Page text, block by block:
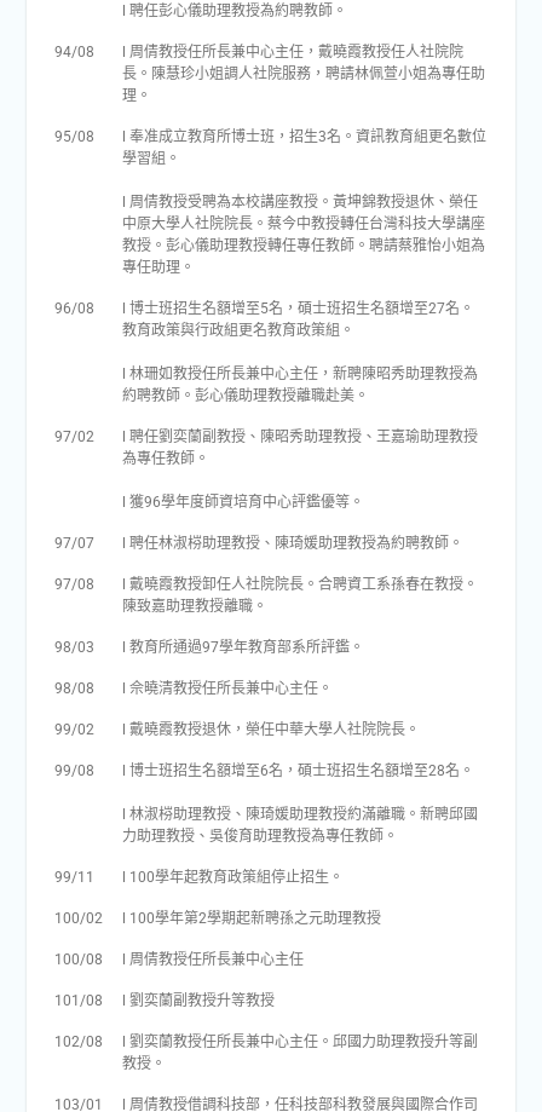
l 聘任彭心儀助理教授為約聘教師。
94/08
l 周倩教授任所長兼中心主任，戴曉霞教授任人社院院
長。陳慧珍小姐調人社院服務，聘請林佩萱小姐為專任助
理。
95/08
l 奉准成立教育所博士班，招生3名。資訊教育組更名數位
學習組。
l 周倩教授受聘為本校講座教授。黃坤錦教授退休、榮任
中原大學人社院院長。蔡今中教授轉任台灣科技大學講座
教授。彭心儀助理教授轉任專任教師。聘請蔡雅怡小姐為
專任助理。
96/08
l 博士班招生名額增至5名，碩士班招生名額增至27名。
教育政策與行政組更名教育政策組。
l 林珊如教授任所長兼中心主任，新聘陳昭秀助理教授為
約聘教師。彭心儀助理教授離職赴美。
97/02
l 聘任劉奕蘭副教授、陳昭秀助理教授、王嘉瑜助理教授
為專任教師。
l 獲96學年度師資培育中心評鑑優等。
97/07 l 聘任林淑梤助理教授、陳琦媛助理教授為約聘教師。
97/08
l 戴曉霞教授卸任人社院院長。合聘資工系孫春在教授。
陳致嘉助理教授離職。
98/03 l 教育所通過97學年教育部系所評鑑。
98/08 l 佘曉清教授任所長兼中心主任。
99/02 l 戴曉霞教授退休，榮任中華大學人社院院長。
99/08 l 博士班招生名額增至6名，碩士班招生名額增至28名。
l 林淑梤助理教授、陳琦媛助理教授約滿離職。新聘邱國
力助理教授、吳俊育助理教授為專任教師。
99/11 l 100學年起教育政策組停止招生。
100/02 l 100學年第2學期起新聘孫之元助理教授
100/08 l 周倩教授任所長兼中心主任
101/08 l 劉奕蘭副教授升等教授
102/08
l 劉奕蘭教授任所長兼中心主任。邱國力助理教授升等副
教授。
103/01 l 周倩教授借調科技部，任科技部科教發展與國際合作司